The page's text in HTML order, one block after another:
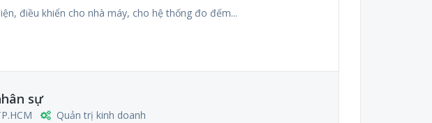
điều khiển cho nhà máy, cho hệ thống đo đếm...
sự
Quản trị kinh doanh